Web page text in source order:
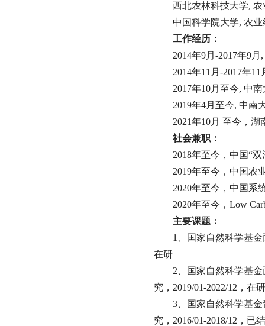
西北农林科技大学, 农
中国科学院大学, 农业
工作经历：
2014年9月-2017年9
2014年11月-2017年
2017年10月至今, 中
2019年4月至今, 中南
2021年10月 至今，
社会兼职：
2018年至今，中国“
2019年至今，中国农
2020年至今，中国系
2020年至今，Low
主要课题：
1、国家自然科学基金
在研
2、国家自然科学基
究，2019/01-2022/12，在研
3、国家自然科学基
究，2016/01-2018/12，已